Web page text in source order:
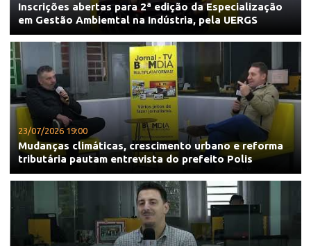
Inscrições abertas para 2ª edição da Especialização
em Gestão Ambiemtal na Indústria, pela UERGS
23/07/2026 19:00
Mudanças climáticas, crescimento urbano e reforma
tributária pautam entrevista do prefeito Polis